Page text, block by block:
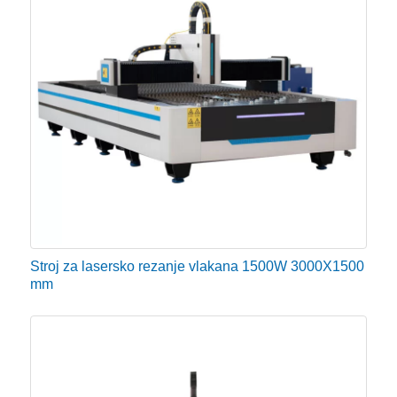
topline kako bi laserski generator radio ispravno.
Rashladni uređaj strojnog optičkog reflektora i zrcalo
za fokusiranje za hlađenje, kako bi se osigurala
stabilnost kvalitete snopa i učinkovito spriječila
deformacija ili pucanje leće pri visokim
temperaturama.
Visoka energetska učinkovitost
Stroj za lasersko rezanje metala s vlaknima isporučuje
učinkovitost električne u optičku pretvorbu visoka,
Stroj za lasersko rezanje vlakana 1500W 3000X1500
mm